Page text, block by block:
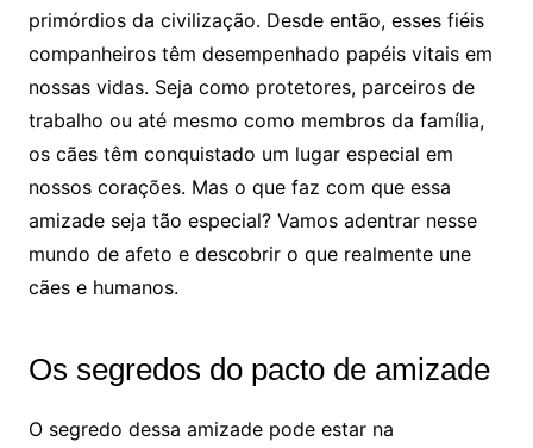
primórdios da civilização. Desde então, esses fiéis
companheiros têm desempenhado papéis vitais em
nossas vidas. Seja como protetores, parceiros de
trabalho ou até mesmo como membros da família,
os cães têm conquistado um lugar especial em
nossos corações. Mas o que faz com que essa
amizade seja tão especial? Vamos adentrar nesse
mundo de afeto e descobrir o que realmente une
cães e humanos.
Os segredos do pacto de amizade
O segredo dessa amizade pode estar na